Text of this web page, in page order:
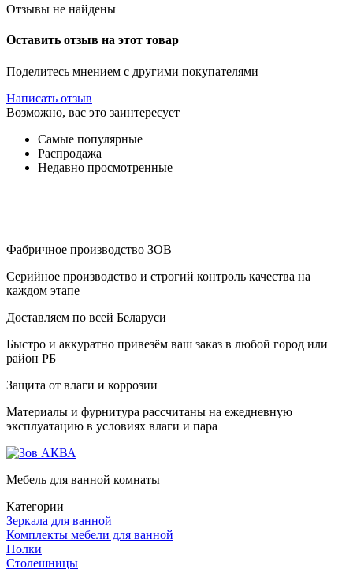
Отзывы не найдены
Оставить отзыв на этот товар
Поделитесь мнением с другими покупателями
Написать отзыв
Возможно, вас это заинтересует
Самые популярные
Распродажа
Недавно просмотренные
Фабричное производство ЗОВ
Серийное производство и строгий контроль качества на
каждом этапе
Доставляем по всей Беларуси
Быстро и аккуратно привезём ваш заказ в любой город или
район РБ
Защита от влаги и коррозии
Материалы и фурнитура рассчитаны на ежедневную
эксплуатацию в условиях влаги и пара
Мебель для ванной комнаты
Категории
Зеркала для ванной
Комплекты мебели для ванной
Полки
Столешницы